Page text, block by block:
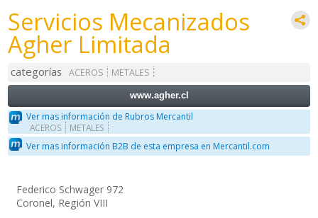
Servicios Mecanizados
Agher Limitada
categorías ACEROS METALES
www.agher.cl
Ver mas información de Rubros Mercantil
ACEROS METALES
Ver mas información B2B de esta empresa en Mercantil.com
Federico Schwager 972
Coronel, Región VIII